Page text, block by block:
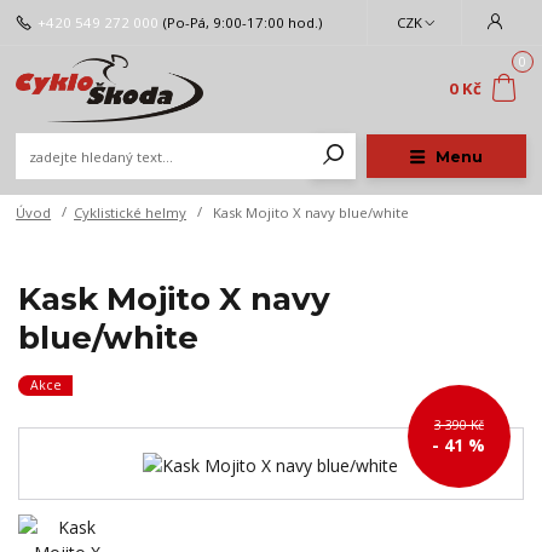
Menu
CZK
+420 549 272 000 (Po-Pá, 9:00-17:00 hod.)
0
0 Kč
Úvod Cyklistické helmy Kask Mojito X navy blue/white
Kask Mojito X navy
blue/white
Akce
3 390 Kč
- 41 %